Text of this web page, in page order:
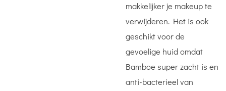
makkelijker je makeup te
verwijderen. Het is ook
geschikt voor de
gevoelige huid omdat
Bamboe super zacht is en
anti-bacterieel van